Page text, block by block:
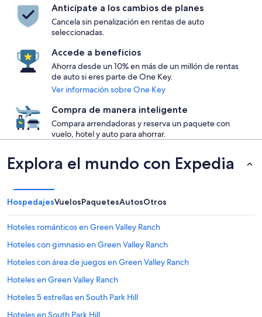
Anticípate a los cambios de planes
Cancela sin penalización en rentas de auto
seleccionadas.
Accede a beneficios
Ahorra desde un 10% en más de un millón de rentas
de auto si eres parte de One Key.
Ver información sobre One Key
Compra de manera inteligente
Compara arrendadoras y reserva un paquete con
vuelo, hotel y auto para ahorrar.
Explora el mundo con Expedia
HospedajesVuelosPaquetesAutosOtros
Hoteles románticos en Green Valley Ranch
Hoteles con gimnasio en Green Valley Ranch
Hoteles con área de juegos en Green Valley Ranch
Hoteles en Green Valley Ranch
Hoteles 5 estrellas en South Park Hill
Hoteles en South Park Hill